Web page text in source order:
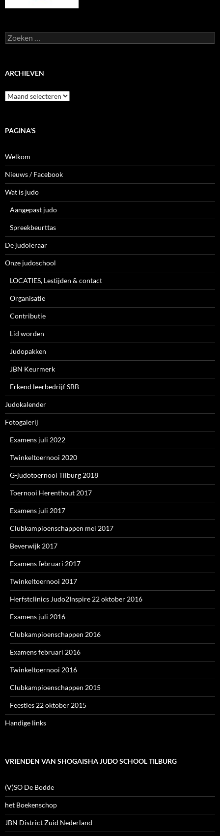
Zoeken
naar:
ARCHIEVEN
Archieven
PAGINA’S
Welkom
Nieuws / Facebook
Wat is judo
Aangepast judo
Spreekbeurttas
De judoleraar
Onze judoschool
LOCATIES, Lestijden & contact
Organisatie
Contributie
Lid worden
Judopakken
JBN Keurmerk
Erkend leerbedrijf SBB
Judokalender
Fotogalerij
Examens juli 2022
Twinkeltoernooi 2020
G-judotoernooi Tilburg 2018
Toernooi Herenthout 2017
Examens juli 2017
Clubkampioenschappen mei 2017
Beverwijk 2017
Examens februari 2017
Twinkeltoernooi 2017
Herfstclinics Judo2Inspire 22 oktober 2016
Examens juli 2016
Clubkampioenschappen 2016
Examens februari 2016
Twinkeltoernooi 2016
Clubkampioenschappen 2015
Feestles 22 oktober 2015
Handige links
VRIENDEN VAN SHOGAISHA JUDO SCHOOL TILBURG
(V)SO De Bodde
het Boekenschop
JBN District Zuid Nederland